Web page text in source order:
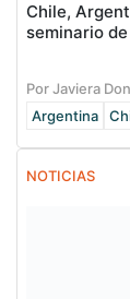
Chile,
seminario
Por Javiera
Argentina
NOTICIAS